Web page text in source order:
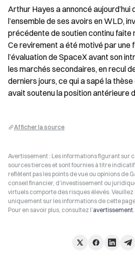
Arthur Hayes a annoncé aujourd’hui
l’ensemble de ses avoirs en WLD,
précédente de soutien continu faite
Ce revirement a été motivé par une
l’évaluation de SpaceX avant son
les marchés secondaires, en recul
derniers jours, ce qui a sapé la thèse
avait soutenu la position antérieure
Afficher la source
Avertissement : Les informations figurant sur
sources tierces et sont fournies à titre
reflètent pas les points de vue ou opinions de
conseil financier, d’investissement ou
virtuels comporte des risques élevés. Veuillez
uniquement sur les informations de cette
Pour en savoir plus, consultez l’avertissement.